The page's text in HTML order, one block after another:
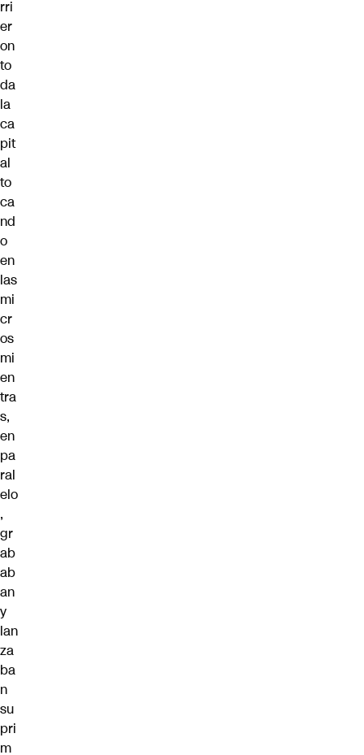
rri
er
on
to
da
la
ca
pit
al
to
ca
nd
o
en
las
mi
cr
os
mi
en
tra
s,
en
pa
ral
elo
,
gr
ab
ab
an
y
lan
za
ba
n
su
pri
m